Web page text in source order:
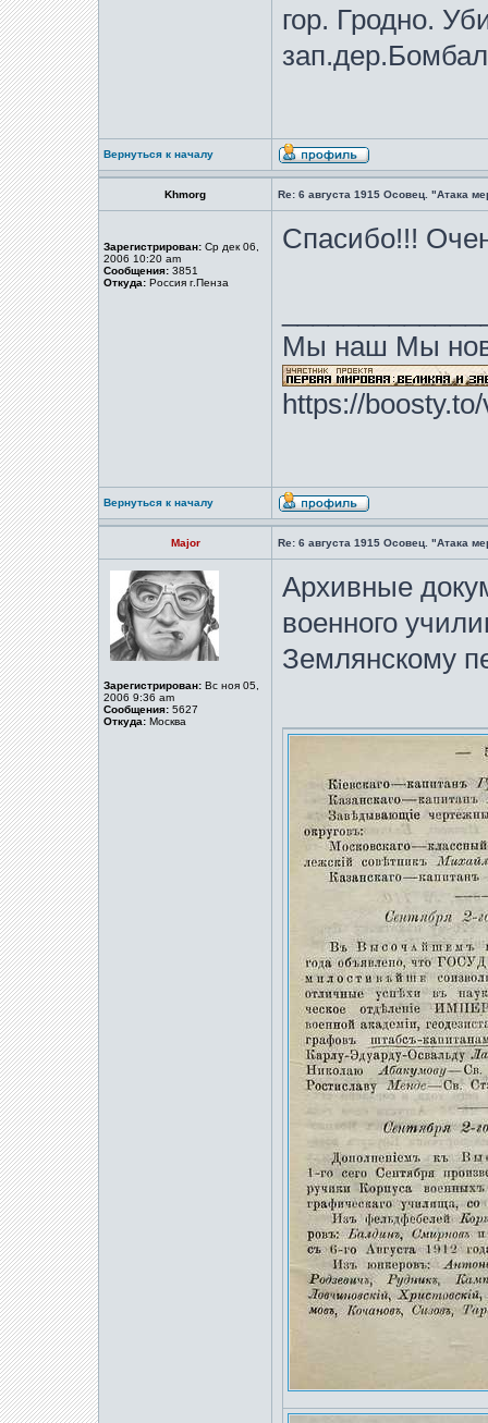
гор. Гродно.
Вернуться к началу
Khmorg Re: 6 августа 1915 Осовец. "Атака
Зарегистрирован: Ср дек 06,
2006 10:20 am
Сообщения: 3851
Откуда: Россия г.Пенза
Спасибо!!!
Мы наш Мы
https://
Вернуться к началу
Major Re: 6 августа 1915 Осовец. "Атака
Зарегистрирован: Вс ноя 05,
2006 9:36 am
Сообщения: 5627
Откуда: Москва
Архивные
военного
Землянскому